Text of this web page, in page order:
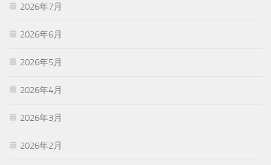
2026年7月
2026年6月
2026年5月
2026年4月
2026年3月
2026年2月